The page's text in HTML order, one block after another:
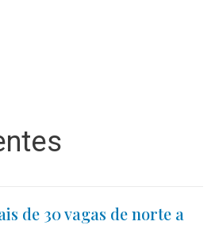
de 30 vagas de norte a